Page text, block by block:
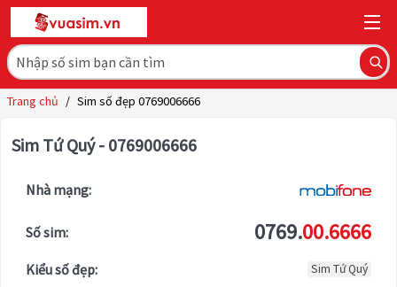
Trang chủ / Sim số đẹp 0769006666
Sim Tứ Quý - 0769006666
Nhà mạng:
Số sim: 0769.00.6666
Kiểu số đẹp: Sim Tứ Quý